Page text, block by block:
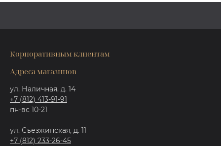
Корпоративным клиентам
Адреса магазинов
ул. Наличная, д. 14
+7 (812) 413-91-91
пн-вс 10-21
ул. Съезжинская, д. 11
+7 (812) 233-26-45